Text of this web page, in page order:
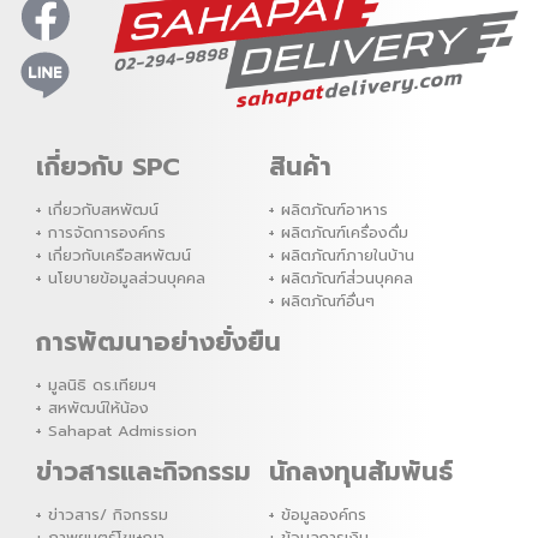
เกี่ยวกับ SPC
เกี่ยวกับสหพัฒน์
การจัดการองค์กร
เกี่ยวกับเครือสหพัฒน์
นโยบายข้อมูลส่วนบุคคล
สินค้า
ผลิตภัณฑ์อาหาร
ผลิตภัณฑ์เครื่องดื่ม
ผลิตภัณฑ์ภายในบ้าน
ผลิตภัณฑ์ส่่วนบุคคล
ผลิตภัณฑ์อื่นๆ
การพัฒนาอย่างยั่งยืน
มูลนิธิ ดร.เทียมฯ
สหพัฒน์ให้น้อง
Sahapat Admission
ข่าวสารและกิจกรรม
ข่าวสาร/ กิจกรรม
นักลงทุนสัมพันธ์
ข้อมูลองค์กร